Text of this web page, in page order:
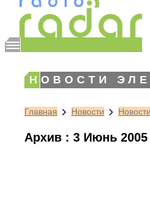
НОВОСТИ
Главная Новости
Архив : 3 Июнь 2005